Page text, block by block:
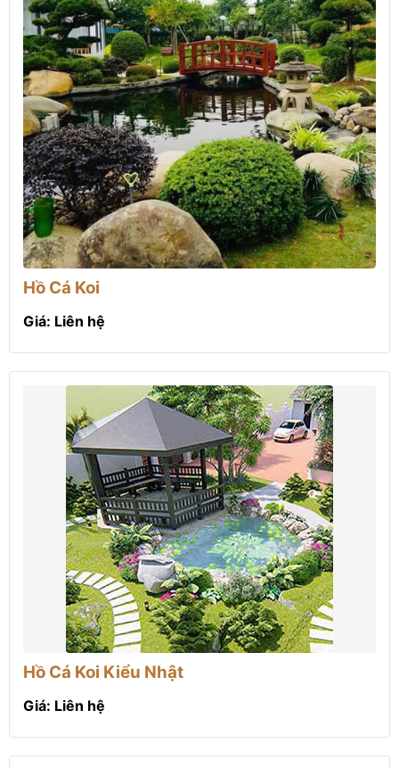
Hồ Cá Koi
Giá: Liên hệ
Hồ Cá Koi Kiểu Nhật
Giá: Liên hệ